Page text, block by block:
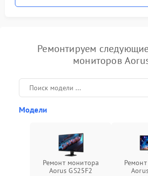
Ремонтируем
мониторов
Модели
Ремонт монитора
Aorus GS25F2